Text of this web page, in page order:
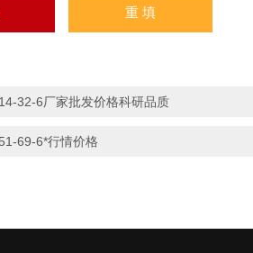
32-6厂家批发价格科研品质
69-6*行情价格